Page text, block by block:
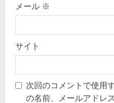
メール ※
サイト
次回のコメントで使用
の名前、メールアドレ